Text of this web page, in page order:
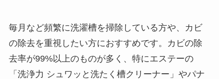
毎月など頻繁に洗濯槽を掃除している方や、カビ
の除去を重視したい方におすすめです。カビの除
去率が99%以上のものが多く、特にエステーの
「洗浄力 シュワッと洗たく槽クリーナー」やパナ